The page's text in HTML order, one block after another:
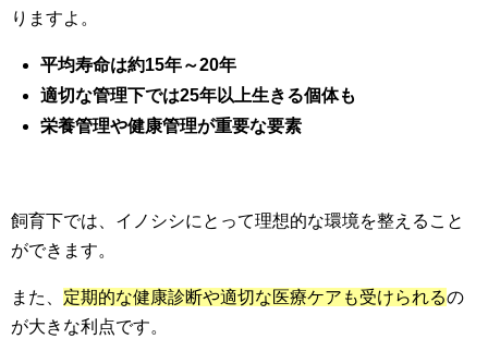
りますよ。
平均寿命は約15年～20年
適切な管理下では25年以上生きる個体も
栄養管理や健康管理が重要な要素
飼育下では、イノシシにとって理想的な環境を整えること
ができます。
また、 定期的な健康診断や適切な医療ケアも受けられるの
が大きな利点です。